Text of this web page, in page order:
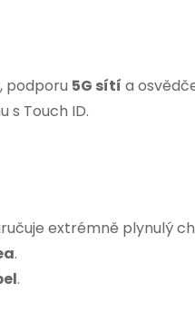
, podporu 5G sítí a
s Touch ID.
extrémně plynulý
.
.